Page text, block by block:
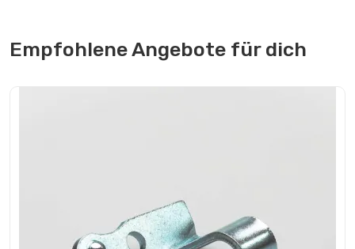
Empfohlene Angebote für dich